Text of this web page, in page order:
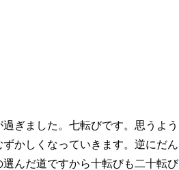
ぎました。七転びです。思うよ
かしくなっていきます。逆にだ
んだ道ですから十転びも二十転